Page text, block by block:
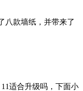
八款墙纸，并带来了
适合升级吗，下面小